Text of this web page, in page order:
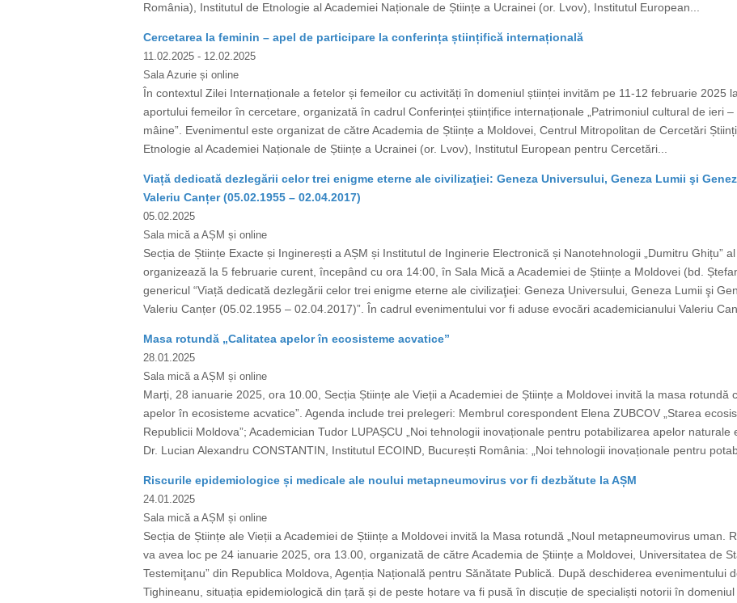
România), Institutul de Etnologie al Academiei Naționale de Științe a Ucrainei (or. Lvov), Institutul European...
Cercetarea la feminin – apel de participare la conferința științifică internațională
11.02.2025 - 12.02.2025
Sala Azurie și online
În contextul Zilei Internaționale a fetelor și femeilor cu activități în domeniul științei invităm pe 11-12 februarie 2025
aportului femeilor în cercetare, organizată în cadrul Conferinței științifice internaționale „Patrimoniul cultural de ieri
mâine”. Evenimentul este organizat de către Academia de Științe a Moldovei, Centrul Mitropolitan de Cercetări
Etnologie al Academiei Naționale de Științe a Ucrainei (or. Lvov), Institutul European pentru Cercetări...
Viață dedicată dezlegării celor trei enigme eterne ale civilizaţiei: Geneza Universului, Geneza Lumii şi
Valeriu Canțer (05.02.1955 – 02.04.2017)
05.02.2025
Sala mică a AȘM și online
Secția de Științe Exacte și Inginerești a AȘM și Institutul de Inginerie Electronică și Nanotehnologii „Dumitru Ghițu”
organizează la 5 februarie curent, începând cu ora 14:00, în Sala Mică a Academiei de Științe a Moldovei (bd.
genericul “Viață dedicată dezlegării celor trei enigme eterne ale civilizaţiei: Geneza Universului, Geneza Lumii şi
Valeriu Canțer (05.02.1955 – 02.04.2017)”. În cadrul evenimentului vor fi aduse evocări academicianului Valeriu
Masa rotundă „Calitatea apelor în ecosisteme acvatice”
28.01.2025
Sala mică a AȘM și online
Marți, 28 ianuarie 2025, ora 10.00, Secția Științe ale Vieții a Academiei de Științe a Moldovei invită la masa rotundă
apelor în ecosisteme acvatice”. Agenda include trei prelegeri: Membrul corespondent Elena ZUBCOV „Starea
Republicii Moldova”; Academician Tudor LUPAȘCU „Noi tehnologii inovaționale pentru potabilizarea apelor
Dr. Lucian Alexandru CONSTANTIN, Institutul ECOIND, București România: „Noi tehnologii inovaționale pentru
Riscurile epidemiologice și medicale ale noului metapneumovirus vor fi dezbătute la AȘM
24.01.2025
Sala mică a AȘM și online
Secția de Științe ale Vieții a Academiei de Științe a Moldovei invită la Masa rotundă „Noul metapneumovirus uman.
va avea loc pe 24 ianuarie 2025, ora 13.00, organizată de către Academia de Științe a Moldovei, Universitatea de
Testemiţanu” din Republica Moldova, Agenția Națională pentru Sănătate Publică. După deschiderea evenimentului
Tighineanu, situația epidemiologică din țară și de peste hotare va fi pusă în discuție de specialiști notorii în domeniul